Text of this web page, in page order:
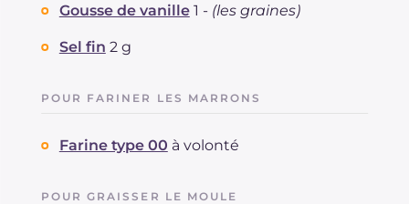
Gousse de vanille 1 - (les graines)
Sel fin 2 g
POUR FARINER LES MARRONS
Farine type 00 à volonté
POUR GRAISSER LE MOULE